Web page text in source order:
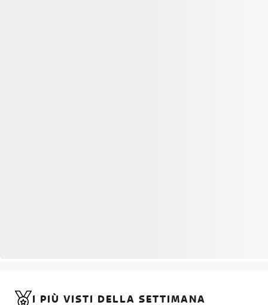
I PIÙ VISTI DELLA SETTIMANA